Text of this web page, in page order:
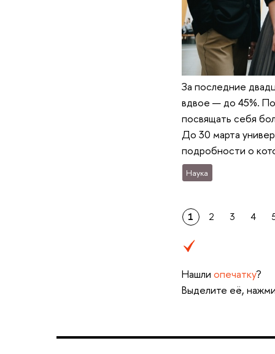
За последние
вдвое — до 45%.
посвящать себя
До 30 марта
подробности о
Наука
1 2 3 4
Нашли опечатку?
Выделите её,